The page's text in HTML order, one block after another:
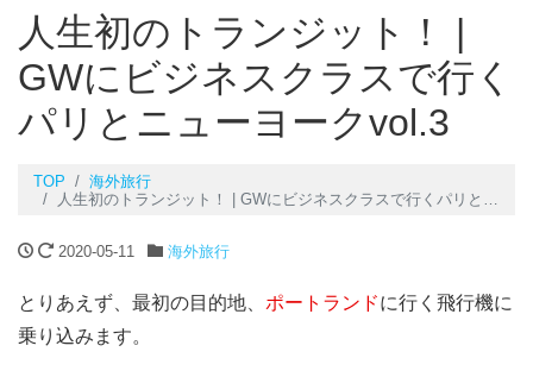
人生初のトランジット！ |
GWにビジネスクラスで行く
パリとニューヨークvol.3
TOP
海外旅行
人生初のトランジット！ | GWにビジネスクラスで行くパリとニューヨークvol.3
2020-05-11 海外旅行
とりあえず、最初の目的地、 ポートランドに行く飛行機に
乗り込みます。